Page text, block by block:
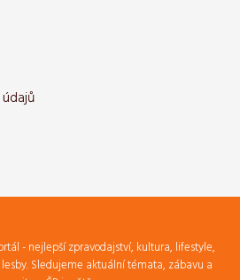
- nejlepší zpravodajství, kultura, lifestyle,
Sledujeme aktuální témata, zábavu a